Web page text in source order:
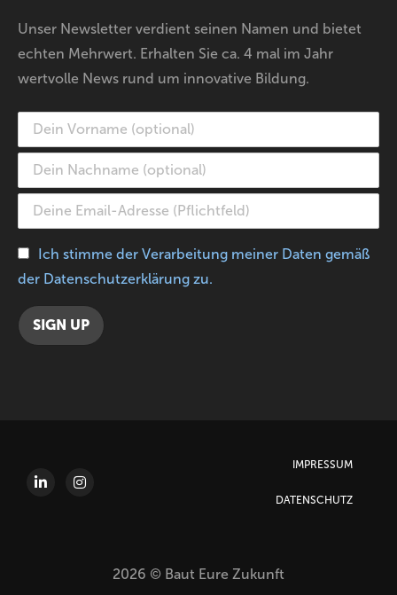
Unser Newsletter verdient seinen Namen und bietet
echten Mehrwert. Erhalten Sie ca. 4 mal im Jahr
wertvolle News rund um innovative Bildung.
Ich stimme der Verarbeitung meiner Daten gemäß
der Datenschutzerklärung zu.
2026 © Baut Eure Zukunft
IMPRESSUM
DATENSCHUTZ